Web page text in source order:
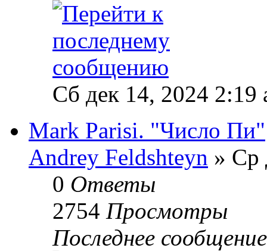
Сб дек 14, 2024 2:19
Mark Parisi. "Число Пи"
Andrey Feldshteyn » Ср
0 Ответы
2754 Просмотры
Последнее